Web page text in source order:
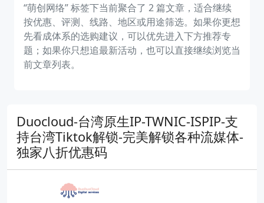
“萌创网络” 标签下当前聚合了 2 篇文章，适合继续
按优惠、评测、线路、地区或用途筛选。如果你更想
先看成体系的选购建议，可以优先进入下方推荐专
题；如果你只想追最新活动，也可以直接继续浏览当
前文章列表。
Duocloud-台湾原生IP-TWNIC-ISPIP-支
持台湾Tiktok解锁-完美解锁各种流媒体-
独家八折优惠码